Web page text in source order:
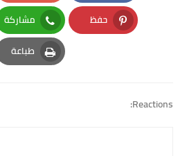
Facebook
Google Plus
حفظ
Pinterest
مشاركة
Whatsapp
طباعة
Print
Reactions: